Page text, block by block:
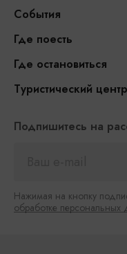
События
Где поесть
Где остановиться
Туристический центр
Подпишитесь на
Нажимая на кнопку
обработке персональных